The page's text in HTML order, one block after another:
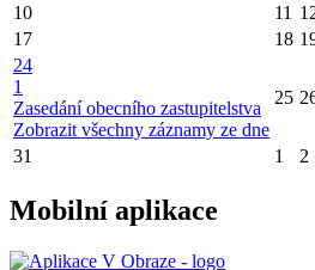
10
11
17
18
24
1
Zasedání obecního zastupitelstva
Zobrazit všechny záznamy ze dne
25
31 1 2
Mobilní aplikace